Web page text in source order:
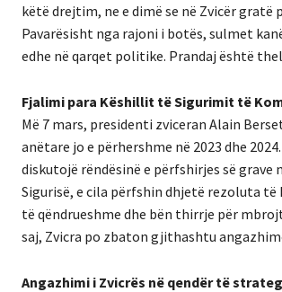
këtë drejtim, ne e dimë se në Zvicër
Pavarësisht nga rajoni i botës, sulmet
edhe në qarqet politike. Prandaj është
Fjalimi para Këshillit të Sigurimit të
Më 7 mars, presidenti zviceran Alain
anëtare jo e përhershme në 2023 dhe
diskutojë rëndësinë e përfshirjes së grave
Sigurisë, e cila përfshin dhjetë rezoluta
të qëndrueshme dhe bën thirrje për
saj, Zvicra po zbaton gjithashtu
Angazhimi i Zvicrës në qendër të